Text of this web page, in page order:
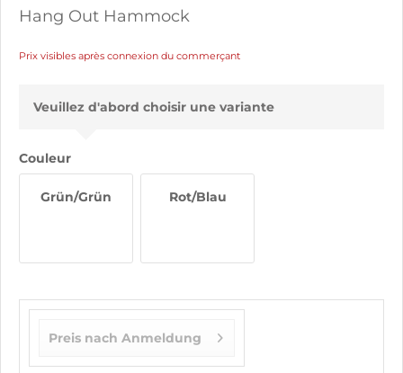
Hang Out Hammock
Prix visibles après connexion du commerçant
Veuillez d'abord choisir une variante
Couleur
Grün/Grün Rot/Blau
Preis nach Anmeldung